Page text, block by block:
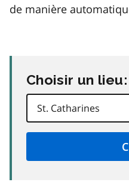
de manière
Choisir un lieu: